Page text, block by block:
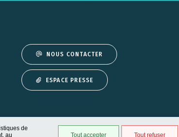
de
au
Tout accepter Tout refuser
NOUS CONTACTER
ESPACE PRESSE